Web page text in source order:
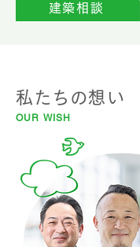
建築相談
私たちの想い
OUR WISH